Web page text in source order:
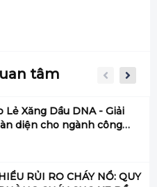
tâm
Lẻ Xăng Dầu DNA - Giải
diện cho ngành công
RỦI RO CHÁY NỔ: QUY